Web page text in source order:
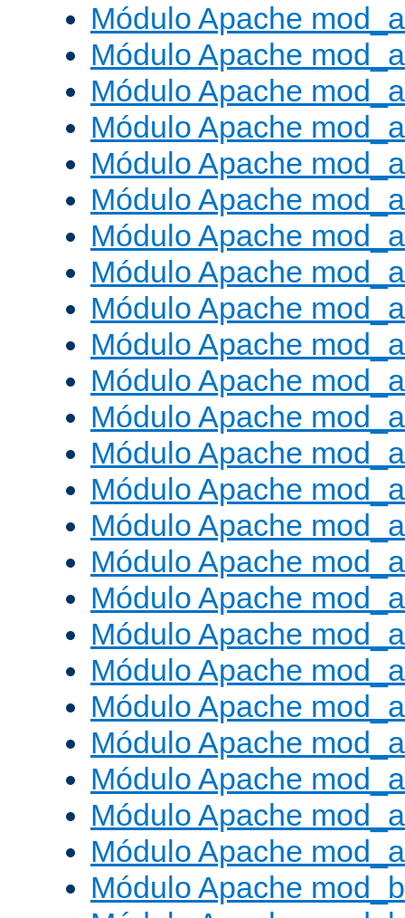
Módulo Apache
Módulo Apache
Módulo Apache
Módulo Apache
Módulo Apache
Módulo Apache
Módulo Apache
Módulo Apache
Módulo Apache
Módulo Apache
Módulo Apache
Módulo Apache
Módulo Apache
Módulo Apache
Módulo Apache
Módulo Apache
Módulo Apache
Módulo Apache
Módulo Apache
Módulo Apache
Módulo Apache
Módulo Apache
Módulo Apache
Módulo Apache
Módulo Apache